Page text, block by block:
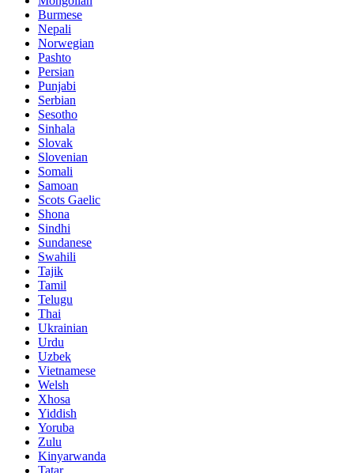
Burmese
Nepali
Norwegian
Pashto
Persian
Punjabi
Serbian
Sesotho
Sinhala
Slovak
Slovenian
Somali
Samoan
Scots Gaelic
Shona
Sindhi
Sundanese
Swahili
Tajik
Tamil
Telugu
Thai
Ukrainian
Urdu
Uzbek
Vietnamese
Welsh
Xhosa
Yiddish
Yoruba
Zulu
Kinyarwanda